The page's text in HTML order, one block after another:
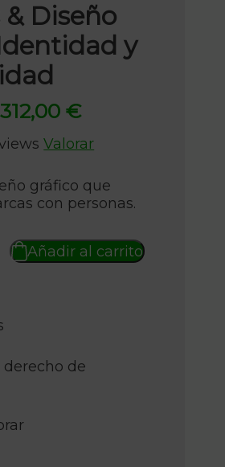
& Diseño
y
El
precio
original
era:
624,00 €.
312,00€El
precio
actual
es:
312,00 €.
Valorar
gráfico que
con personas.
Añadir al carrito
derecho de